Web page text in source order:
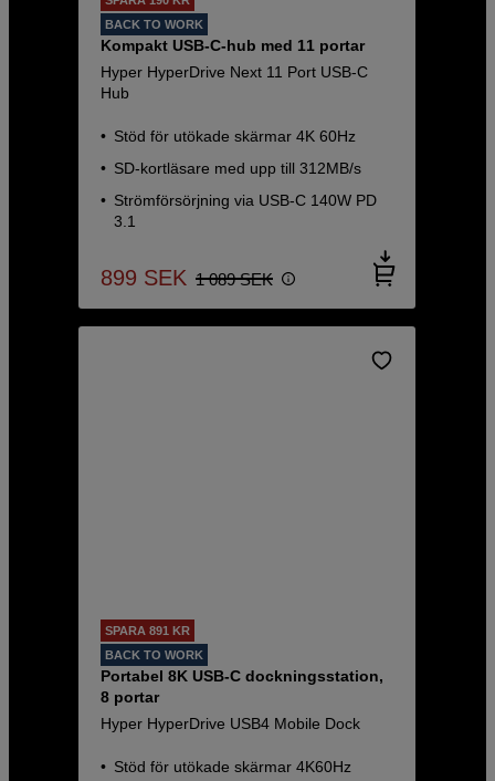
BACK TO WORK
Kompakt USB-C-hub med 11 portar
Hyper HyperDrive Next 11 Port USB-C
Hub
Stöd för utökade skärmar 4K 60Hz
SD-kortläsare med upp till 312MB/s
Strömförsörjning via USB-C 140W PD
3.1
899 SEK 1 089 SEK
SPARA 891 KR
BACK TO WORK
Portabel 8K USB-C dockningsstation,
8 portar
Hyper HyperDrive USB4 Mobile Dock
Stöd för utökade skärmar 4K60Hz